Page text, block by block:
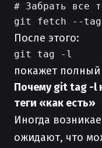
# Забрать все
После этого:
покажет полный
Почему git tag -l
теги «как есть»
Иногда
ожидают, что